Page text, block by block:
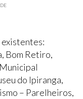
existentes:
Bom Retiro,
do Ipiranga,
– Parelheiros,